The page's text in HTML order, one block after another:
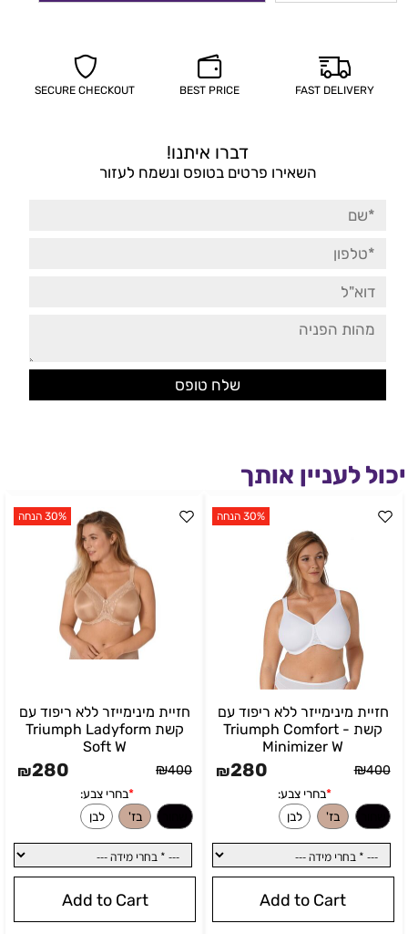
FAST DELIVERY
BEST PRICE
SECURE CHECKOUT
דברו איתנו!
השאירו פרטים בטופס ונשמח לעזור
יכול לעניין אותך
30% הנחה
חזיית מינימייזר ללא ריפוד עם
קשת - Triumph Comfort
Minimizer W
₪400
₪280
Add to Cart
30% הנחה
חזיית מינימייזר ללא ריפוד עם
קשת Triumph Ladyform
Soft W
₪400
₪280
Add to Cart